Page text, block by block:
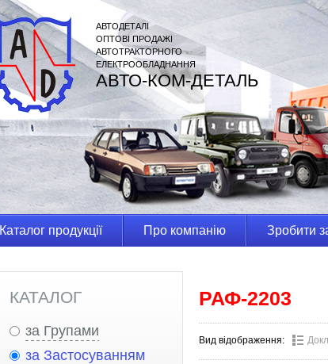
АВТОДЕТАЛІ
ОПТОВІ ПРОДАЖІ
АВТОТРАКТОРНОГО
ЕЛЕКТРООБЛАДНАННЯ
АВТО-КОМ-ДЕТАЛЬ
Каталог продукції Про компанію Зробити
КАТАЛОГ
за Групами
за Застосуванням
РАФ-2203
Вид відображення: